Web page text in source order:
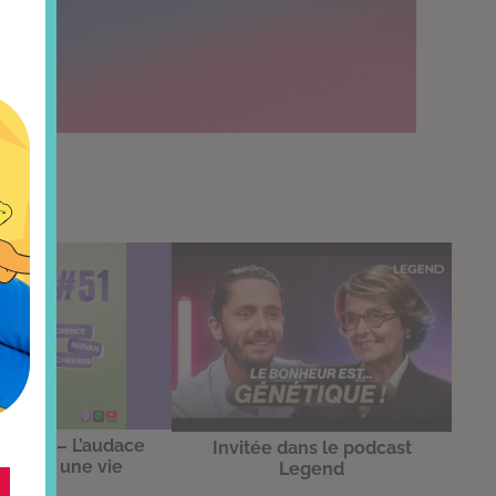
rien – L’audace
une vie
Invitée dans le podcast
Legend